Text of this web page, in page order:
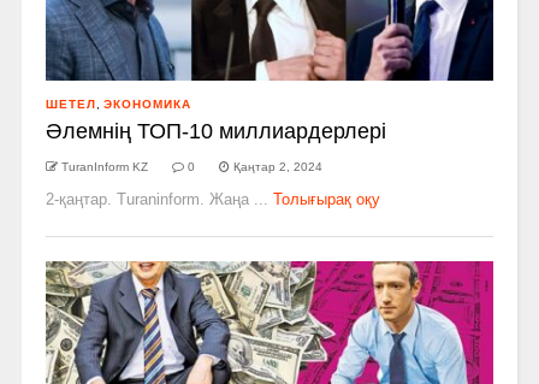
ШЕТЕЛ ЭКОНОМИКА
Әлемнің ТОП-10 миллиардерлері
TuranInform KZ 0 Қаңтар 2, 2024
2-қаңтар. Turaninform. Жаңа ... Толығырақ оқу